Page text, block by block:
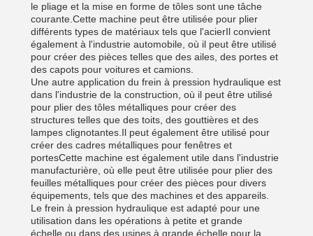
le pliage et la mise en forme de tôles sont une tâche
courante.Cette machine peut être utilisée pour plier
différents types de matériaux tels que l'acierIl convient
également à l'industrie automobile, où il peut être utilisé
pour créer des pièces telles que des ailes, des portes et
des capots pour voitures et camions.
Une autre application du frein à pression hydraulique est
dans l'industrie de la construction, où il peut être utilisé
pour plier des tôles métalliques pour créer des
structures telles que des toits, des gouttières et des
lampes clignotantes.Il peut également être utilisé pour
créer des cadres métalliques pour fenêtres et
portesCette machine est également utile dans l'industrie
manufacturière, où elle peut être utilisée pour plier des
feuilles métalliques pour créer des pièces pour divers
équipements, tels que des machines et des appareils.
Le frein à pression hydraulique est adapté pour une
utilisation dans les opérations à petite et grande
échelle.ou dans des usines à grande échelle pour la